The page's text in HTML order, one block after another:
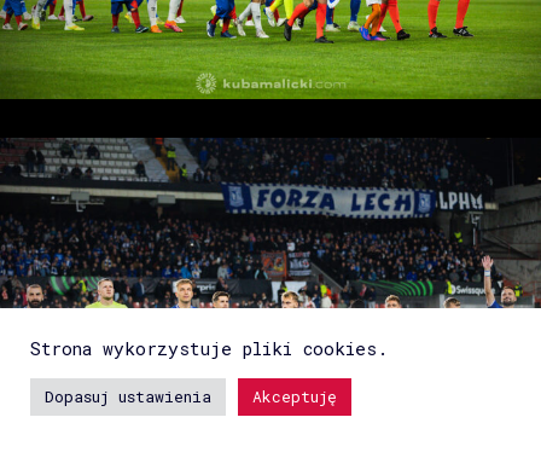
Strona wykorzystuje pliki cookies.
Dopasuj ustawienia Akceptuję